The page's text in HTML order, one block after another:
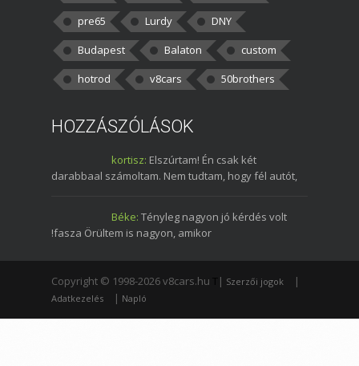
pre65
Lurdy
DNY
Budapest
Balaton
custom
hotrod
v8cars 50brothers
HOZZÁSZÓLÁSOK
kortisz: Elszúrtam! Én csak két
darabbaal számoltam. Nem tudtam, hogy fél autót,
Béke: Tényleg nagyon jó kérdés volt
!fasza Örültem is nagyon, amikor
Copyright © 1998-2026 v8cars.hu | Szerzői jogok |
Adatkezelés | Napló